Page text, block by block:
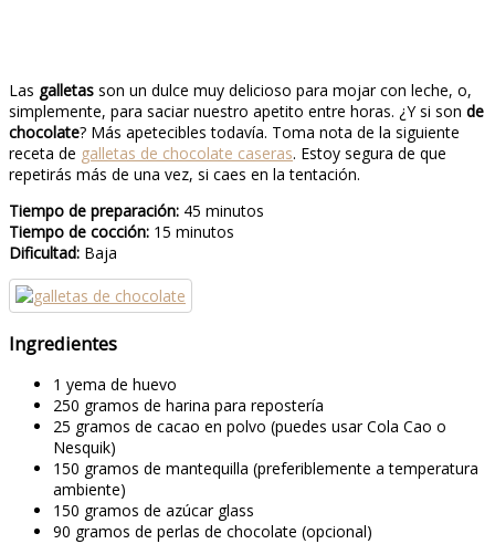
Las galletas son un dulce muy delicioso para mojar con leche, o,
simplemente, para saciar nuestro apetito entre horas. ¿Y si son de
chocolate? Más apetecibles todavía. Toma nota de la siguiente
receta de galletas de chocolate caseras. Estoy segura de que
repetirás más de una vez, si caes en la tentación.
Tiempo de preparación: 45 minutos
Tiempo de cocción: 15 minutos
Dificultad: Baja
Ingredientes
1 yema de huevo
250 gramos de harina para repostería
25 gramos de cacao en polvo (puedes usar Cola Cao o
Nesquik)
150 gramos de mantequilla (preferiblemente a temperatura
ambiente)
150 gramos de azúcar glass
90 gramos de perlas de chocolate (opcional)